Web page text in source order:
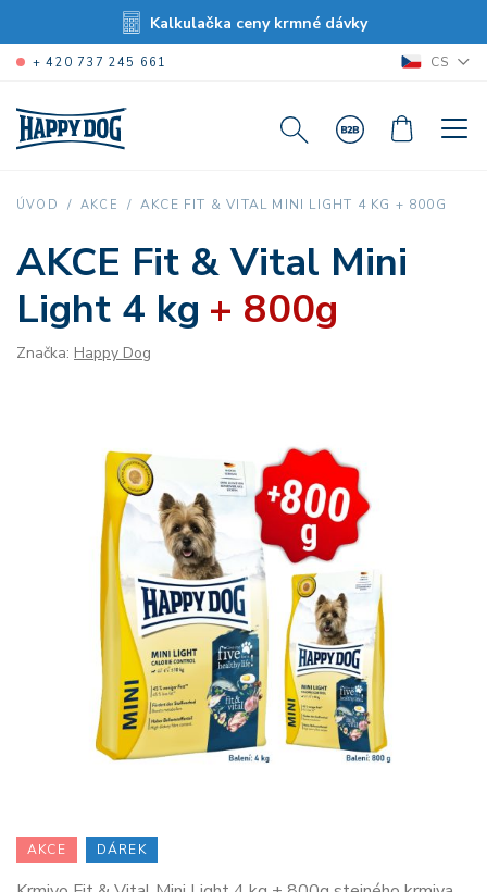
Kalkulačka ceny krmné dávky
+ 420 737 245 661 CS
ÚVOD AKCE AKCE FIT & VITAL MINI LIGHT 4 KG + 800G
AKCE Fit & Vital Mini
Light 4 kg + 800g
Značka: Happy Dog
AKCE DÁREK